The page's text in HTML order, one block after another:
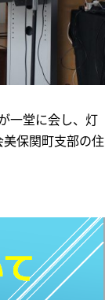
一堂に会し、灯
保関町支部の住